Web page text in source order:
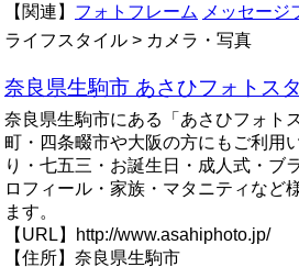
【関連】 フォトフレーム メッセージ
ライフスタイル > カメラ・写真
奈良県生駒市 あさひフォトス
奈良県生駒市にある「あさひフォト
町・四条畷市や大阪の方にもご利用
り・七五三・お誕生日・成人式・ブ
ロフィール・家族・マタニティなど
ます。
【URL】http://www.asahiphoto.jp/
【住所】奈良県生駒市